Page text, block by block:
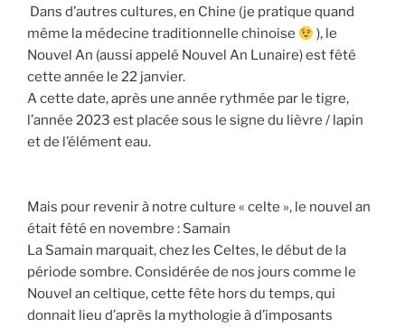
Dans d’autres cultures, en Chine (je pratique quand
même la médecine traditionnelle chinoise
), le
Nouvel An (aussi appelé Nouvel An Lunaire) est fêté
cette année le 22 janvier.
A cette date, après une année rythmée par le tigre,
l’année 2023 est placée sous le signe du lièvre / lapin
et de l’élément eau.
Mais pour revenir à notre culture « celte », le nouvel an
était fêté en novembre : Samain
La Samain marquait, chez les Celtes, le début de la
période sombre. Considérée de nos jours comme le
Nouvel an celtique, cette fête hors du temps, qui
donnait lieu d’après la mythologie à d’imposants